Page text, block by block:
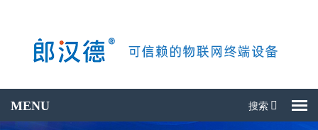
搜索